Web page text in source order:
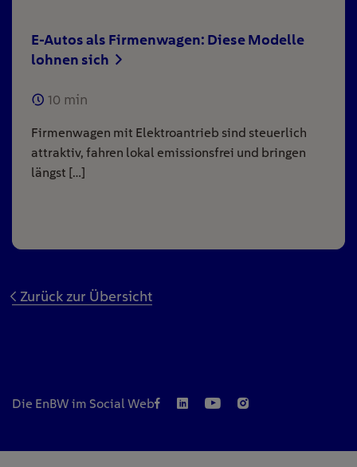
E-Autos als Firmenwagen: Diese Modelle
lohnen sich
10 min
Firmenwagen mit Elektroantrieb sind steuerlich
attraktiv, fahren lokal emissionsfrei und bringen
längst […]
Zurück zur Übersicht
Die EnBW im Social Web